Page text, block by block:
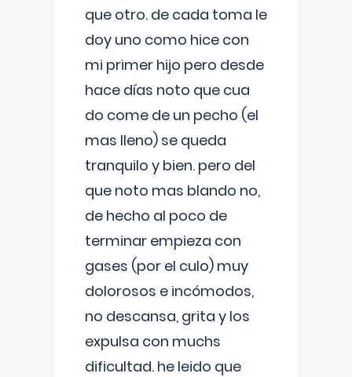
que otro. de cada toma le
doy uno como hice con
mi primer hijo pero desde
hace días noto que cua
do come de un pecho (el
mas lleno) se queda
tranquilo y bien. pero del
que noto mas blando no,
de hecho al poco de
terminar empieza con
gases (por el culo) muy
dolorosos e incómodos,
no descansa, grita y los
expulsa con muchs
dificultad. he leido que